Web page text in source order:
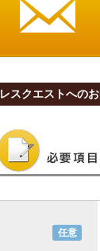
スクエストへの
任意